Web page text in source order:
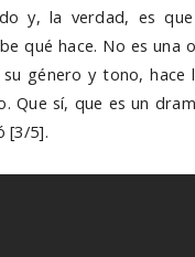
y, la verdad, es
qué hace. No es
género y tono,
Que sí, que es un
[3/5].